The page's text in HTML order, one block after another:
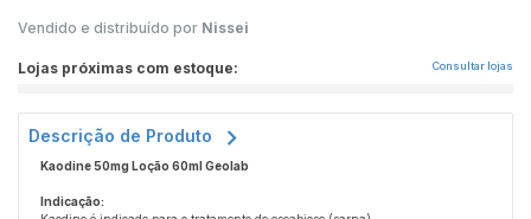
Vendido e distribuído por Nissei
Lojas próximas com estoque: Consultar lojas
Descrição de Produto
Kaodine 50mg Loção 60ml Geolab
Indicação: